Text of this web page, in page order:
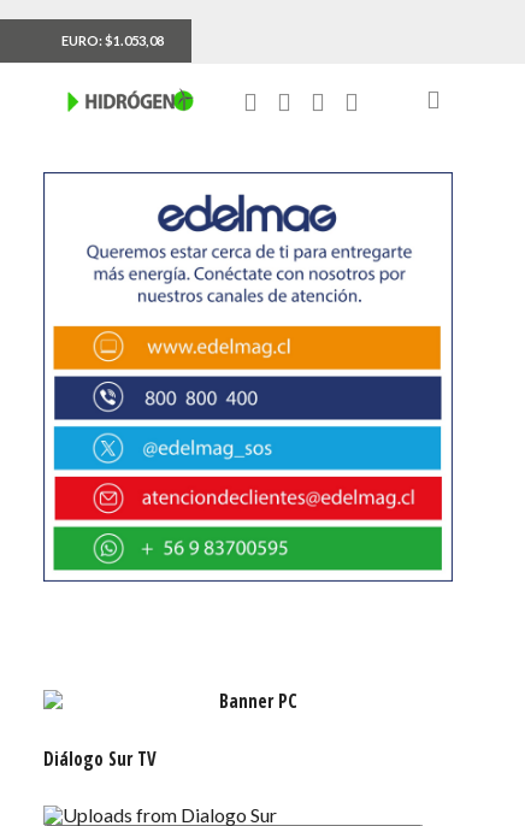
EURO: $1.053,08
Diálogo Sur TV